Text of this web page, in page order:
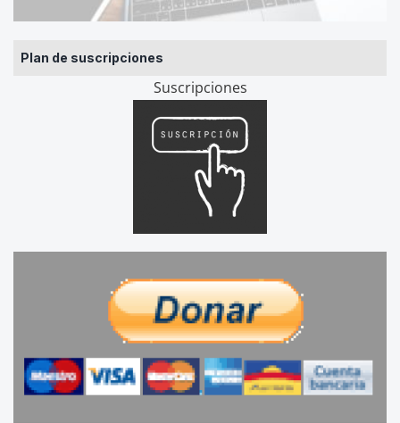
Plan de suscripciones
Suscripciones